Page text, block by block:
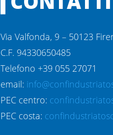
Via Valfonda, 9 – 50123
C.F. 94330650485
Telefono +39 055 27071
email:
PEC centro:
PEC costa: